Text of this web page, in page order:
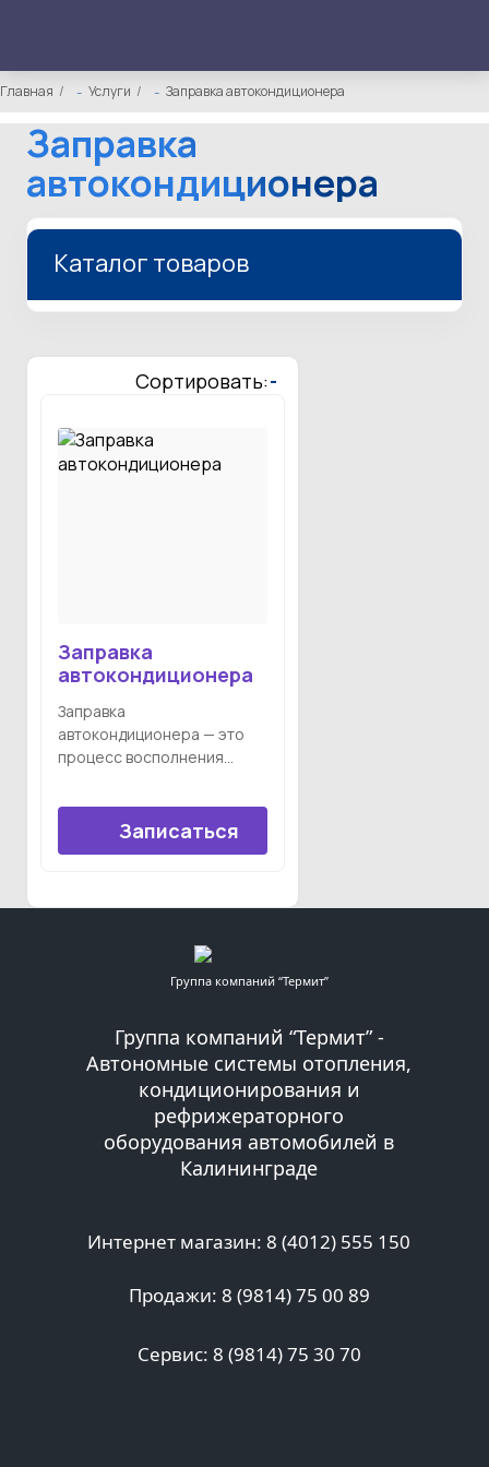
Главная Услуги Заправка автокондиционера
Заправка
автокондиционера
Каталог товаров
Сортировать:-
Заправка
автокондиционера
Заправка
автокондиционера — это
процесс восполнения
системе
кондиционирования
автомобиля. Хладагент —
салона, забирая тепло
изнутри и отдавая его
Какой газ используется?
В современных
автокондиционерах чаще
всего применяется фреон
марки R-134a или более
экологичный R-1234yf. В
использоваться R-404A
Для чего нужна заправка?
кондиционирования может
Записаться
Группа компаний “Термит”
Группа компаний “Термит” -
Автономные системы отопления,
кондиционирования и
рефрижераторного
оборудования автомобилей в
Калининграде
Интернет магазин: 8 (4012) 555 150
Продажи: 8 (9814) 75 00 89
Сервис: 8 (9814) 75 30 70